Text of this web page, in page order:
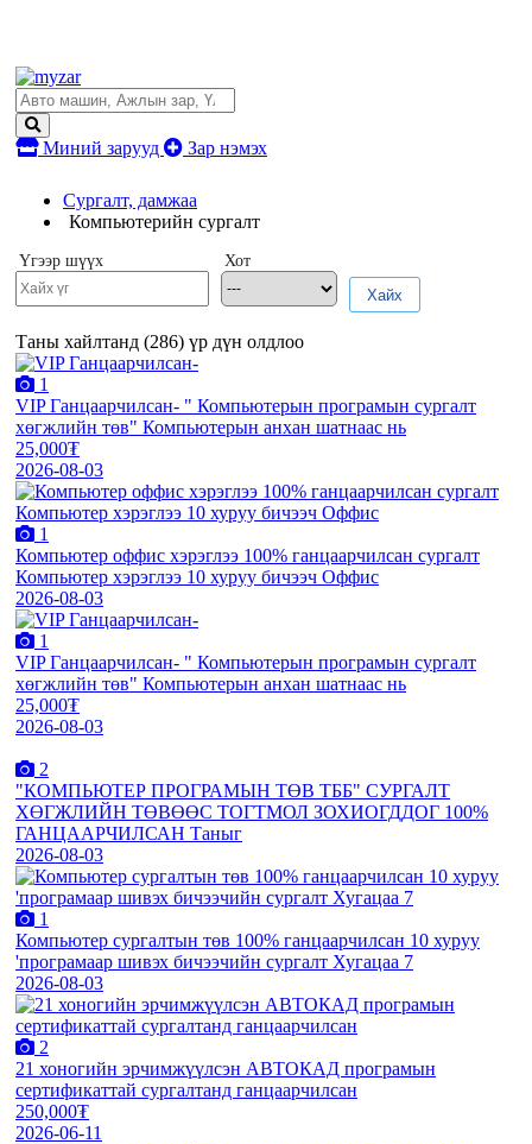
Миний зарууд Зар нэмэх
Сургалт, дамжаа
Компьютерийн сургалт
Үгээр шүүх
Хот
Хайх
Таны хайлтанд (286) үр дүн олдлоо
1
VIP Ганцаарчилсан- " Компьютерын програмын сургалт
хөгжлийн төв" Компьютерын анхан шатнаас нь
25,000₮
2026-08-03
1
Компьютер оффис хэрэглээ 100% ганцаарчилсан сургалт
Компьютер хэрэглээ 10 хуруу бичээч Оффис
2026-08-03
1
VIP Ганцаарчилсан- " Компьютерын програмын сургалт
хөгжлийн төв" Компьютерын анхан шатнаас нь
25,000₮
2026-08-03
2
"КОМПЬЮТЕР ПРОГРАМЫН ТӨВ ТББ" СУРГАЛТ
ХӨГЖЛИЙН ТӨВӨӨС ТОГТМОЛ ЗОХИОГДДОГ 100%
ГАНЦААРЧИЛСАН Таныг
2026-08-03
1
Компьютер сургалтын төв 100% ганцаарчилсан 10 хуруу
'програмаар шивэх бичээчийн сургалт Хугацаа 7
2026-08-03
2
21 хоногийн эрчимжүүлсэн АВТОКАД програмын
сертификаттай сургалтанд ганцаарчилсан
250,000₮
2026-06-11